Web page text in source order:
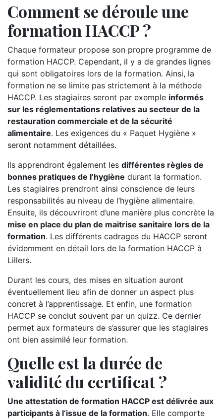
Comment se déroule une
formation HACCP ?
Chaque formateur propose son propre programme de
formation HACCP. Cependant, il y a de grandes lignes
qui sont obligatoires lors de la formation. Ainsi, la
formation ne se limite pas strictement à la méthode
HACCP. Les stagiaires seront par exemple informés
sur les réglementations relatives au secteur de la
restauration commerciale et de la sécurité
alimentaire. Les exigences du « Paquet Hygiène »
seront notamment détaillées.
Ils apprendront également les différentes règles de
bonnes pratiques de l’hygiène durant la formation.
Les stagiaires prendront ainsi conscience de leurs
responsabilités au niveau de l’hygiène alimentaire.
Ensuite, ils découvriront d’une manière plus concrète la
mise en place du plan de maitrise sanitaire lors de la
formation. Les différents cadrages du HACCP seront
évidemment en détail lors de la formation HACCP à
Lillers.
Durant les cours, des mises en situation auront
éventuellement lieu afin de donner un aspect plus
concret à l’apprentissage. Et enfin, une formation
HACCP se conclut souvent par un quizz. Ce dernier
permet aux formateurs de s’assurer que les stagiaires
ont bien assimilé leur formation.
Quelle est la durée de
validité du certificat ?
Une attestation de formation HACCP est délivrée aux
participants à l’issue de la formation. Elle comporte